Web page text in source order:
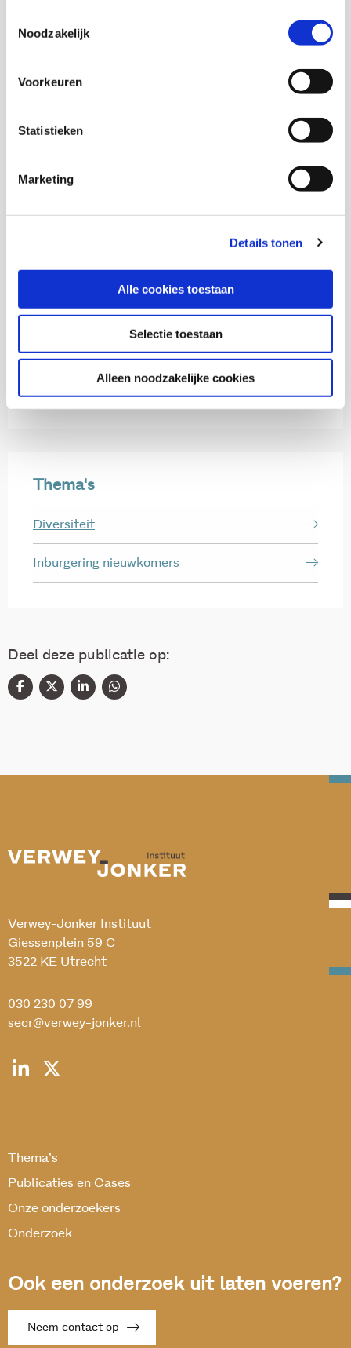
Noodzakelijk
Voorkeuren
Statistieken
Marketing
Details tonen
Alle cookies toestaan
Selectie toestaan
Alleen noodzakelijke cookies
Onderzoeker
Ruth Yohannes
Medior onderzoeker
Thema's
Diversiteit
Inburgering nieuwkomers
Deel deze publicatie op:
Verwey-Jonker Instituut
Giessenplein 59 C
3522 KE Utrecht
030 230 07 99
secr@verwey-jonker.nl
Thema’s
Publicaties en Cases
Onze onderzoekers
Onderzoek
Ook een onderzoek uit laten voeren?
Neem contact op